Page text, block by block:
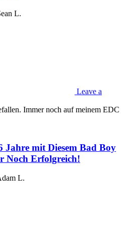
L.
Leave a
Immer noch auf meinem EDC
Jahre mit Diesem Bad Boy
Noch Erfolgreich!
L.